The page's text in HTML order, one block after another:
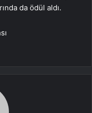
da ödül aldı.